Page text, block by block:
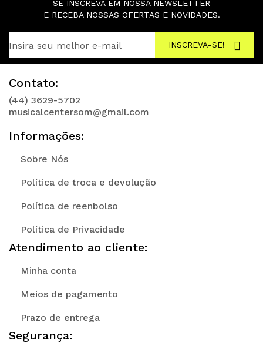
SE INSCREVA EM NOSSA NEWSLETTER
E RECEBA NOSSAS OFERTAS E NOVIDADES.
INSCREVA-SE!
Contato:
(44) 3629-5702
musicalcentersom@gmail.com
Informações:
Sobre Nós
Política de troca e devolução
Política de reenbolso
Política de Privacidade
Atendimento ao cliente:
Minha conta
Meios de pagamento
Prazo de entrega
Segurança: